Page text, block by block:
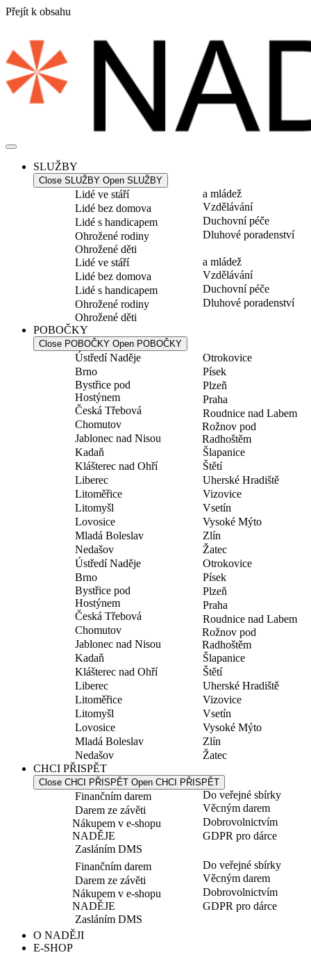
Přejít k obsahu
SLUŽBY
Close SLUŽBY Open SLUŽBY
Lidé ve stáří
Lidé bez domova
Lidé s handicapem
Ohrožené rodiny
Ohrožené děti
a mládež
Vzdělávání
Duchovní péče
Dluhové poradenství
Lidé ve stáří
Lidé bez domova
Lidé s handicapem
Ohrožené rodiny
Ohrožené děti
a mládež
Vzdělávání
Duchovní péče
Dluhové poradenství
POBOČKY
Close POBOČKY Open POBOČKY
Ústředí Naděje
Brno
Bystřice pod
Hostýnem
Česká Třebová
Chomutov
Jablonec nad Nisou
Kadaň
Klášterec nad Ohří
Liberec
Litoměřice
Litomyšl
Lovosice
Mladá Boleslav
Nedašov
Otrokovice
Písek
Plzeň
Praha
Roudnice nad Labem
Rožnov pod
Radhoštěm
Šlapanice
Štětí
Uherské Hradiště
Vizovice
Vsetín
Vysoké Mýto
Zlín
Žatec
Ústředí Naděje
Brno
Bystřice pod
Hostýnem
Česká Třebová
Chomutov
Jablonec nad Nisou
Kadaň
Klášterec nad Ohří
Liberec
Litoměřice
Litomyšl
Lovosice
Mladá Boleslav
Nedašov
Otrokovice
Písek
Plzeň
Praha
Roudnice nad Labem
Rožnov pod
Radhoštěm
Šlapanice
Štětí
Uherské Hradiště
Vizovice
Vsetín
Vysoké Mýto
Zlín
Žatec
CHCI PŘISPĚT
Close CHCI PŘISPĚT Open CHCI PŘISPĚT
Finančním darem
Darem ze závěti
Nákupem v e-shopu
NADĚJE
Zasláním DMS
Do veřejné sbírky
Věcným darem
Dobrovolnictvím
GDPR pro dárce
Finančním darem
Darem ze závěti
Nákupem v e-shopu
NADĚJE
Zasláním DMS
Do veřejné sbírky
Věcným darem
Dobrovolnictvím
GDPR pro dárce
O NADĚJI
E-SHOP